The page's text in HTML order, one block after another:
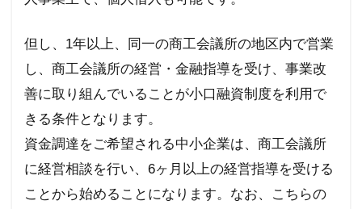
但し、 1年以上、同一の商工会議所の地区内で営業
し、商工会議所の経営・金融指導を受け、事業改
善に取り組んでいることが小口融資制度を利用で
きる条件となります。
資金調達をご希望される中小企業は、商工会議所
に経営相談を行い、 6ヶ月以上の経営指導を受ける
ことから始めることになります。なお、こちらの